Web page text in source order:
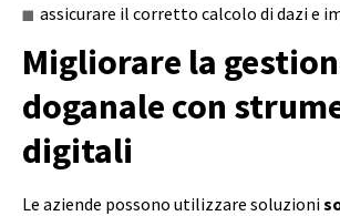
assicurare il corretto calcolo di dazi e
Migliorare la
doganale con
digitali
Le aziende possono utilizzare soluzioni